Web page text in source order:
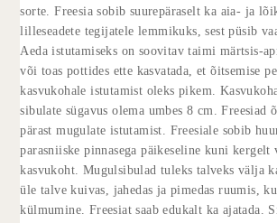
sorte. Freesia sobib suurepäraselt ka aia- ja
lilleseadete tegijatele lemmikuks, sest püsib
Aeda istutamiseks on soovitav taimi märtsis-
või toas pottides ette kasvatada, et õitsemise
kasvukohale istutamist oleks pikem.
sibulate sügavus olema umbes 8 cm. Freesiad
pärast mugulate istutamist. Freesiale sobib
parasniiske pinnasega päikeseline kuni kergelt
kasvukoht. Mugulsibulad tuleks talveks välja
üle talve kuivas, jahedas ja pimedas ruumis,
külmumine. Freesiat saab edukalt ka ajatada.